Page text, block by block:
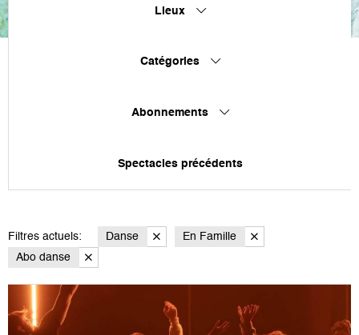
Lieux
Catégories
Abonnements
Spectacles précédents
Filtres actuels: Danse
En Famille
Abo danse